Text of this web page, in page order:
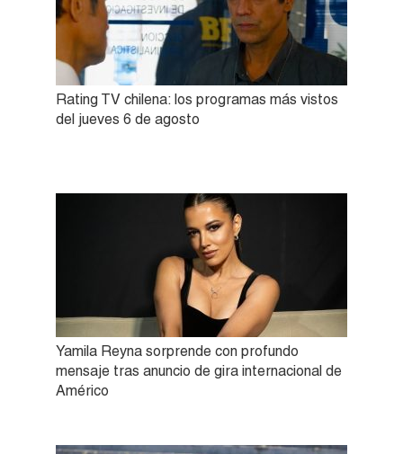
Rating TV chilena: los programas más vistos
del jueves 6 de agosto
Yamila Reyna sorprende con profundo
mensaje tras anuncio de gira internacional de
Américo